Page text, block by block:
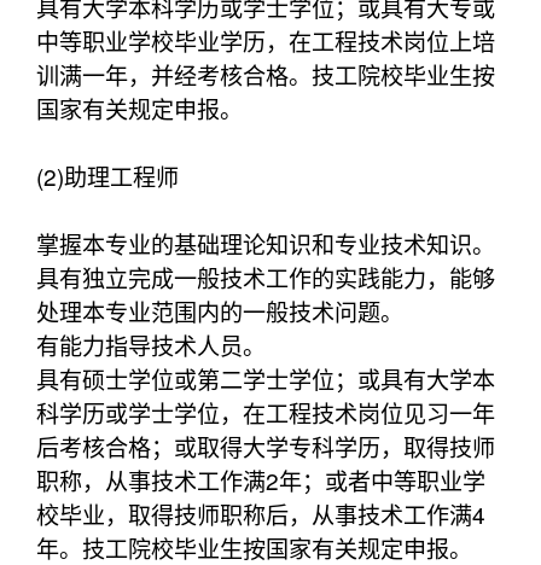
中等职业学校毕业学历，在工程技术岗位上培
训满一年，并经考核合格。技工院校毕业生按
国家有关规定申报。
(2)助理工程师
掌握本专业的基础理论知识和专业技术知识。
具有独立完成一般技术工作的实践能力，能够
处理本专业范围内的一般技术问题。
有能力指导技术人员。
具有硕士学位或第二学士学位；或具有大学本
科学历或学士学位，在工程技术岗位见习一年
后考核合格；或取得大学专科学历，取得技师
职称，从事技术工作满2年；或者中等职业学
校毕业，取得技师职称后，从事技术工作满4
年。技工院校毕业生按国家有关规定申报。